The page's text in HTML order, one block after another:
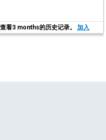
看3 months的历史记录。 加入